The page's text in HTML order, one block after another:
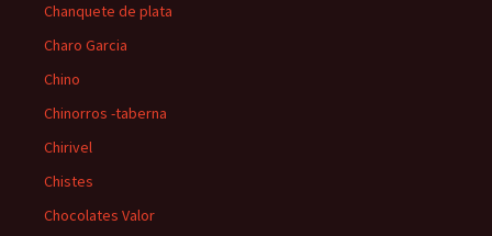
Chanquete de plata
Charo Garcia
Chino
Chinorros -taberna
Chirivel
Chistes
Chocolates Valor